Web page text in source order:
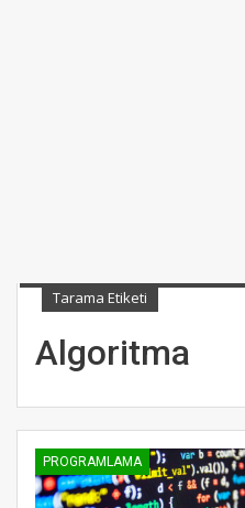
Tarama Etiketi
Algoritma
PROGRAMLAMA